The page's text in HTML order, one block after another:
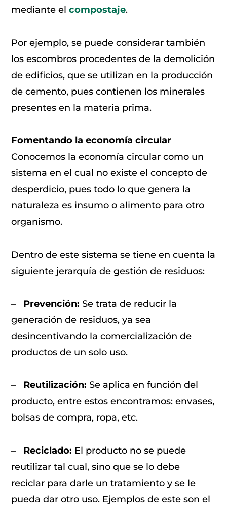
mediante elcompostaje.
Por ejemplo, se puede considerar también
los escombros procedentes de la demolición
de edificios, que se utilizan en la producción
de cemento, pues contienen los minerales
presentes en la materia prima.
Fomentando la economía circular
Conocemos la economía circular como un
sistema en el cual no existe el concepto de
desperdicio, pues todo lo que genera la
naturaleza es insumo o alimento para otro
organismo.
Dentro de este sistema se tiene en cuenta la
siguiente jerarquía de gestión de residuos:
– Prevención:Se trata de reducir la
generación de residuos, ya sea
desincentivando la comercialización de
productos de un solo uso.
– Reutilización:Se aplica en función del
producto, entre estos encontramos: envases,
bolsas de compra, ropa, etc.
– Reciclado: El producto no se puede
reutilizar tal cual, sino que se lo debe
reciclar para darle un tratamiento y se le
pueda dar otro uso. Ejemplos de este son el